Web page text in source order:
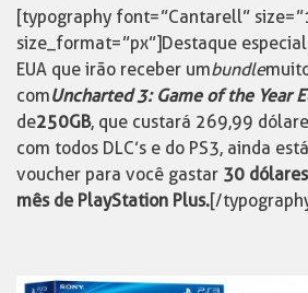
[typography font=”Cantarell”
size_format=”px”]Destaque
EUA que irão receber umbundle
comUncharted 3: Game of the Year
de250GB, que custará 269,99
com todos DLC’s e do PS3, ainda
voucher para você gastar 30 dólares
mês de PlayStation Plus.[/